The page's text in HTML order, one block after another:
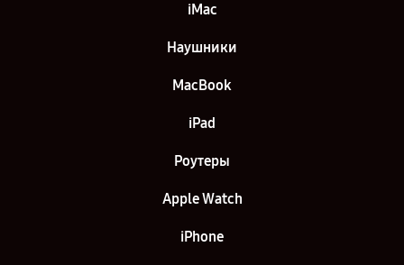
iMac
Наушники
MacBook
iPad
Роутеры
Apple Watch
iPhone